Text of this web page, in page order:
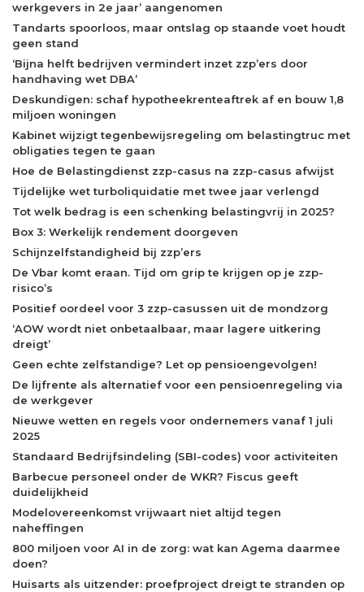
werkgevers in 2e jaar’ aangenomen
Tandarts spoorloos, maar ontslag op staande voet houdt
geen stand
‘Bijna helft bedrijven vermindert inzet zzp’ers door
handhaving wet DBA’
Deskundigen: schaf hypotheekrenteaftrek af en bouw 1,8
miljoen woningen
Kabinet wijzigt tegenbewijsregeling om belastingtruc met
obligaties tegen te gaan
Hoe de Belastingdienst zzp-casus na zzp-casus afwijst
Tijdelijke wet turboliquidatie met twee jaar verlengd
Tot welk bedrag is een schenking belastingvrij in 2025?
Box 3: Werkelijk rendement doorgeven
Schijnzelfstandigheid bij zzp’ers
De Vbar komt eraan. Tijd om grip te krijgen op je zzp-
risico’s
Positief oordeel voor 3 zzp-casussen uit de mondzorg
‘AOW wordt niet onbetaalbaar, maar lagere uitkering
dreigt’
Geen echte zelfstandige? Let op pensioengevolgen!
De lijfrente als alternatief voor een pensioenregeling via
de werkgever
Nieuwe wetten en regels voor ondernemers vanaf 1 juli
2025
Standaard Bedrijfsindeling (SBI-codes) voor activiteiten
Barbecue personeel onder de WKR? Fiscus geeft
duidelijkheid
Modelovereenkomst vrijwaart niet altijd tegen
naheffingen
800 miljoen voor AI in de zorg: wat kan Agema daarmee
doen?
Huisarts als uitzender: proefproject dreigt te stranden op